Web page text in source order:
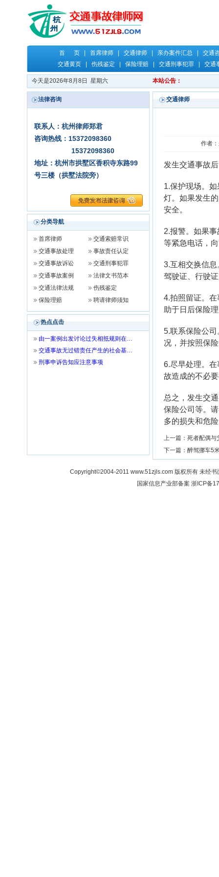
首 页 首席律师 交通律师 亲办案件汇总
交通
交通黄页
伤残鉴定 保险理赔 交通刑事犯罪 交通
今天是2026年8月8日 星期六 本站公告：
法律咨询
联系人：杭州律师郑君
咨询热线：15372098360
15372098360
地址：杭州市拱墅区香积寺东路99
号三楼（拱墅法院旁）
分类导航
首席律师
交通索赔常识
交通事故处理
事故责任认定
交通事故诉讼
交通刑事犯罪
交通事故案例
法律文书范本
交通法律法规
伤残鉴定
保险理赔
聘请律师须知
热点点击
由一案例出发讨论过失相抵规则在…
交通事故无过错责任产生的社会基…
刑事申诉告知应注意事项
交通律师
作者
发生交通事故
1.保护现场。
灯。如果发生
安全。
2.报警。如果
等紧急电话，
3.互相交换信
驾驶证、行驶
4.拍照留证。
助于日后保险
5.联系保险公
况，并按照保
6.尽早处理。
故造成的不必
总之，发生交
保险公司等。
多的损失和危
上一篇： 死者配偶与
下一篇： 醉驾挪车5
Copyright©2004-2011 www.51zjls.com 版权所有 未经
国家信息产业部备案 浙ICP备